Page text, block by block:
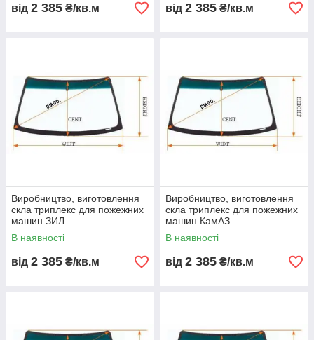
від 2 385 ₴/кв.м від 2 385 ₴/кв.м
Виробництво, виготовлення
скла триплекс для пожежних
машин ЗИЛ
В наявності
від 2 385 ₴/кв.м
Виробництво, виготовлення
скла триплекс для пожежних
машин КамАЗ
В наявності
від 2 385 ₴/кв.м